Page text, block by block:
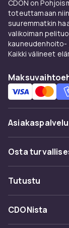
aina
CDONilla
parhaan
tuotteet ja
Osta nyt
CDON on
toteuttamaan
suuremmatkin
valikoiman
kauneudenhoito-
Kaikki välineet
Asiakaspalvelu
Usein kysyttyä
Seuraa
Ota yhteyttä
Osta
Toimitus
Tutustu
Kategoriat
CDONista